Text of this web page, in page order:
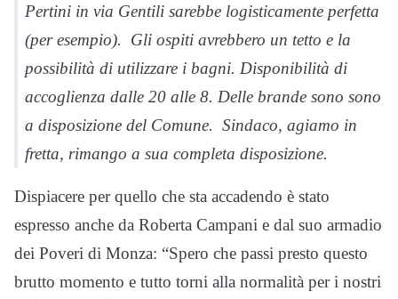
Pertini in via Gentili sarebbe logisticamente perfetta
(per esempio). Gli ospiti avrebbero un tetto e la
possibilità di utilizzare i bagni. Disponibilità di
accoglienza dalle 20 alle 8. Delle brande sono sono
a disposizione del Comune. Sindaco, agiamo in
fretta, rimango a sua completa disposizione.
Dispiacere per quello che sta accadendo è stato
espresso anche da Roberta Campani e dal suo armadio
dei Poveri di Monza: “Spero che passi presto questo
brutto momento e tutto torni alla normalità per i nostri